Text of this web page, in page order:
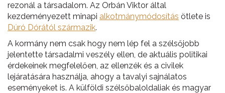
rezonál a társadalom. Az Orbán Viktor által
kezdeményezett minapi alkotmánymódosítás ötlete is
Dúró Dórától származik.
A kormány nem csak hogy nem lép fel a szélsőjobb
jelentette társadalmi veszély ellen, de aktuális politikai
érdekeinek megfelelően, az ellenzék és a civilek
lejáratására használja, ahogy a tavalyi sajnálatos
eseményeket is. A külföldi szélsőbaloldaliak és magyar